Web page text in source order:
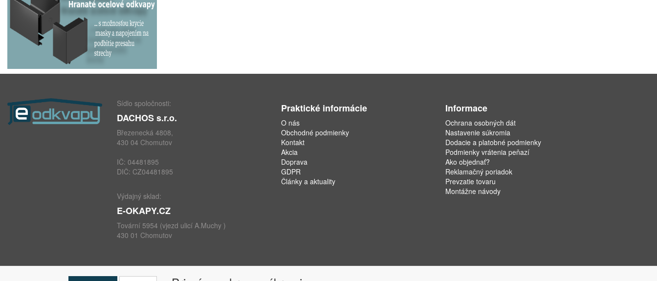
Sídlo spoločnosti:
DACHOS s.r.o.
Březenecká 4808,
430 04 Chomutov
IČ: 04481895
DIČ: CZ04481895
Výdajný sklad:
E-OKAPY.CZ
Tovární 5954 (vjezd ulicí A.Muchy )
430 01 Chomutov
telefon: +420 724 693 604
Praktické informácie
O nás
Obchodné podmienky
Kontakt
Akcia
Doprava
GDPR
Články a aktuality
Informace
Ochrana osobných dát
Nastavenie súkromia
Dodacie a platobné podmienky
Podmienky vrátenia peňazí
Ako objednať?
Reklamačný poriadok
Prevzatie tovaru
Montážne návody